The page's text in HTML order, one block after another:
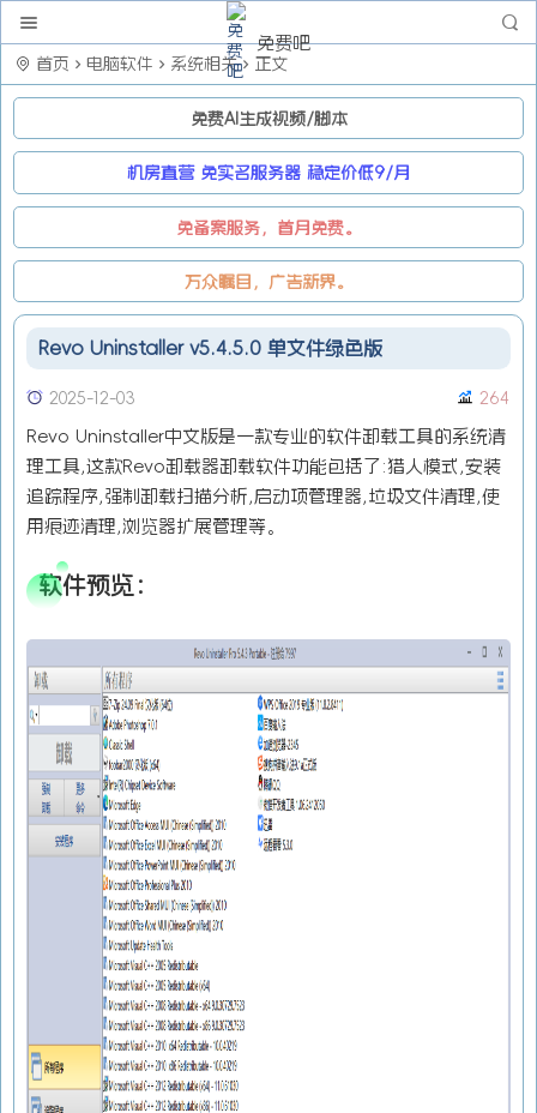
免费吧
首页 电脑软件 系统相关 正文
免费AI生成视频/脚本
机房直营 免实名服务器 稳定价低9/月
免备案服务，首月免费。
万众瞩目，广告新界。
Revo Uninstaller v5.4.5.0 单文件绿色版
2025-12-03 264
Revo Uninstaller中文版是一款专业的软件卸载工具的系统清
理工具,这款Revo卸载器卸载软件功能包括了:猎人模式,安装
追踪程序,强制卸载扫描分析,启动项管理器,垃圾文件清理,使
用痕迹清理,浏览器扩展管理等。
软件预览：